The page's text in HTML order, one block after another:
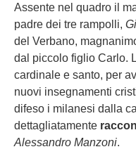
Assente nel quadro il
padre dei tre rampolli,
del Verbano,
dal piccolo figlio Carlo.
cardinale e santo, per
nuovi insegnamenti
difeso i milanesi dalla
dettagliatamente
Alessandro Manzoni.